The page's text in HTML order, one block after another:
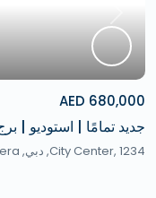
Next
680,000 AED
جديد تمامًا | استوديو |
City Center, 1234, دبي,